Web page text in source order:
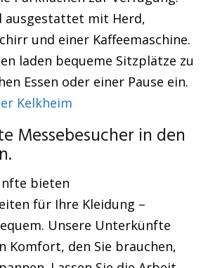
ausgestattet mit Herd,
und einer Kaffeemaschine.
laden bequeme Sitzplätze zu
Essen oder einer Pause ein.
Kelkheim
Messebesucher in den
bieten
für Ihre Kleidung –
Unsere Unterkünfte
Komfort, den Sie brauchen,